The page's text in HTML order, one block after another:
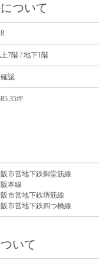
について
7階 / 地下1階
認
坪
市営地下鉄御堂筋線
本線
市営地下鉄堺筋線
市営地下鉄四つ橋線
いて